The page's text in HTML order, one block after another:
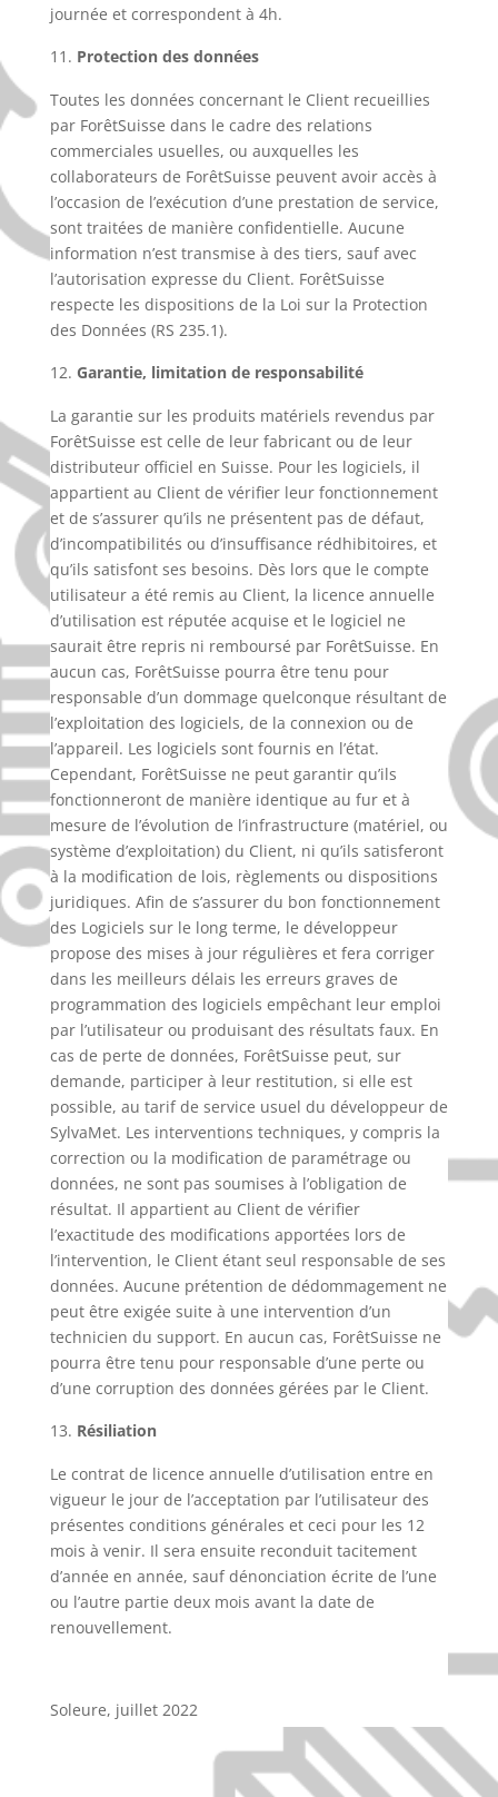
journée et correspondent à 4h.
Protection des données
Toutes les données concernant le Client recueillies
par ForêtSuisse dans le cadre des relations
commerciales usuelles, ou auxquelles les
collaborateurs de ForêtSuisse peuvent avoir accès à
l’occasion de l’exécution d’une prestation de service,
sont traitées de manière confidentielle. Aucune
information n’est transmise à des tiers, sauf avec
l’autorisation expresse du Client. ForêtSuisse
respecte les dispositions de la Loi sur la Protection
des Données (RS 235.1).
Garantie, limitation de responsabilité
La garantie sur les produits matériels revendus par
ForêtSuisse est celle de leur fabricant ou de leur
distributeur officiel en Suisse. Pour les logiciels, il
appartient au Client de vérifier leur fonctionnement
et de s’assurer qu’ils ne présentent pas de défaut,
d’incompatibilités ou d’insuffisance rédhibitoires, et
qu’ils satisfont ses besoins. Dès lors que le compte
utilisateur a été remis au Client, la licence annuelle
d’utilisation est réputée acquise et le logiciel ne
saurait être repris ni remboursé par ForêtSuisse. En
aucun cas, ForêtSuisse pourra être tenu pour
responsable d’un dommage quelconque résultant de
l’exploitation des logiciels, de la connexion ou de
l’appareil. Les logiciels sont fournis en l’état.
Cependant, ForêtSuisse ne peut garantir qu’ils
fonctionneront de manière identique au fur et à
mesure de l’évolution de l’infrastructure (matériel, ou
système d’exploitation) du Client, ni qu’ils satisferont
à la modification de lois, règlements ou dispositions
juridiques. Afin de s’assurer du bon fonctionnement
des Logiciels sur le long terme, le développeur
propose des mises à jour régulières et fera corriger
dans les meilleurs délais les erreurs graves de
programmation des logiciels empêchant leur emploi
par l’utilisateur ou produisant des résultats faux. En
cas de perte de données, ForêtSuisse peut, sur
demande, participer à leur restitution, si elle est
possible, au tarif de service usuel du développeur de
SylvaMet. Les interventions techniques, y compris la
correction ou la modification de paramétrage ou
données, ne sont pas soumises à l’obligation de
résultat. Il appartient au Client de vérifier
l’exactitude des modifications apportées lors de
l’intervention, le Client étant seul responsable de ses
données. Aucune prétention de dédommagement ne
peut être exigée suite à une intervention d’un
technicien du support. En aucun cas, ForêtSuisse ne
pourra être tenu pour responsable d’une perte ou
d’une corruption des données gérées par le Client.
Résiliation
Le contrat de licence annuelle d’utilisation entre en
vigueur le jour de l’acceptation par l’utilisateur des
présentes conditions générales et ceci pour les 12
mois à venir. Il sera ensuite reconduit tacitement
d’année en année, sauf dénonciation écrite de l’une
ou l’autre partie deux mois avant la date de
renouvellement.
Soleure, juillet 2022